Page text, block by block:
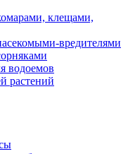
клещами,
вредителями
водоемов
растений